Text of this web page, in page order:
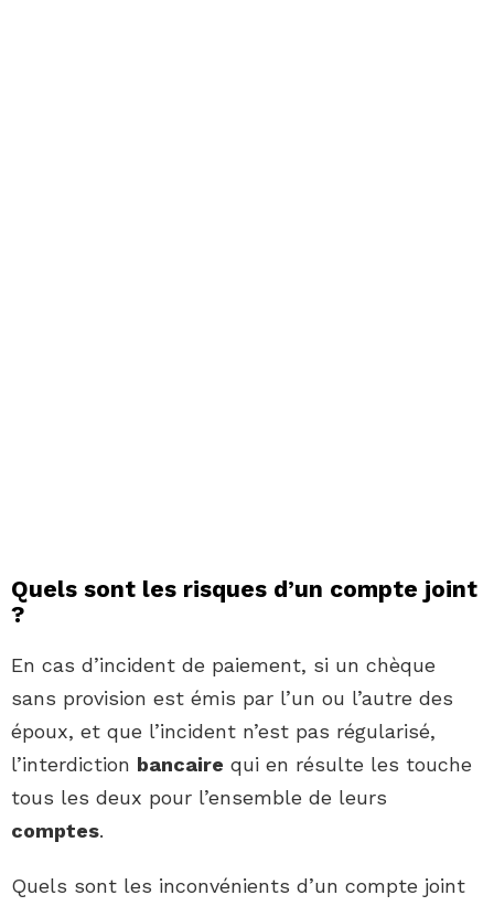
Quels sont les risques d’un compte joint
?
En cas d’incident de paiement, si un chèque
sans provision est émis par l’un ou l’autre des
époux, et que l’incident n’est pas régularisé,
l’interdiction bancaire qui en résulte les touche
tous les deux pour l’ensemble de leurs
comptes.
Quels sont les inconvénients d’un compte joint